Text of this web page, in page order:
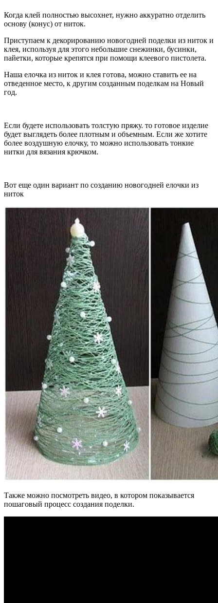
Когда клей полностью высохнет, нужно аккуратно отделить
основу (конус) от ниток.
Приступаем к декорированию новогодней поделки из ниток и
клея, используя для этого небольшие снежинки, бусинки,
пайетки, которые крепятся при помощи клеевого пистолета.
Наша елочка из ниток и клея готова, можно ставить ее на
отведенное место, к другим созданным поделкам на Новый
год.
Если будете использовать толстую пряжу. то готовое изделие
будет выглядеть более плотным и объемным. Если же хотите
более воздушную елочку, то можно использовать тонкие
нитки для вязания крючком.
Вот еще один вариант по созданию новогодней елочки из
ниток
Также можно посмотреть видео, в котором показывается
пошаговый процесс создания поделки.